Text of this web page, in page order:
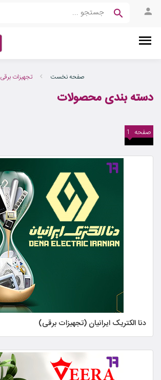
صفحه نخست تجهیزات برقی
دسته بندی محصولات
صفحه 1
دنا الکتریک ایرانیان (تجهیزات برقی)